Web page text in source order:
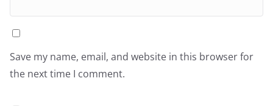
Save my name, email, and website in this browser for
the next time I comment.